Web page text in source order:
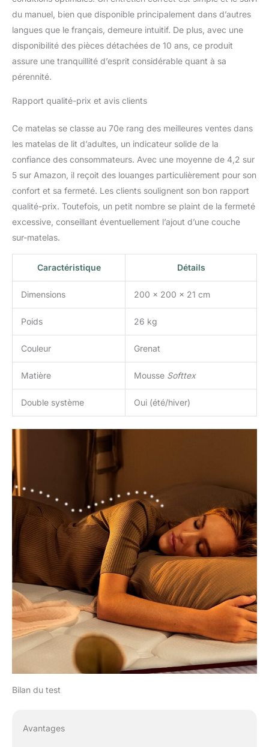
du manuel, bien que disponible principalement dans d’autres
langues que le français, demeure intuitif. De plus, avec une
disponibilité des pièces détachées de 10 ans, ce produit
assure une tranquillité d’esprit considérable quant à sa
pérennité.
Rapport qualité-prix et avis clients
Ce matelas se classe au 70e rang des meilleures ventes dans
les matelas de lit d’adultes, un indicateur solide de la
confiance des consommateurs. Avec une moyenne de 4,2 sur
5 sur Amazon, il reçoit des louanges particulièrement pour son
confort et sa fermeté. Les clients soulignent son bon rapport
qualité-prix. Toutefois, un petit nombre se plaint de la fermeté
excessive, conseillant éventuellement l’ajout d’une couche
sur-matelas.
Caractéristique Détails
Dimensions 200 x 200 x 21 cm
Poids 26 kg
Couleur Grenat
Matière Mousse Softtex
Double système Oui (été/hiver)
Bilan du test
Avantages